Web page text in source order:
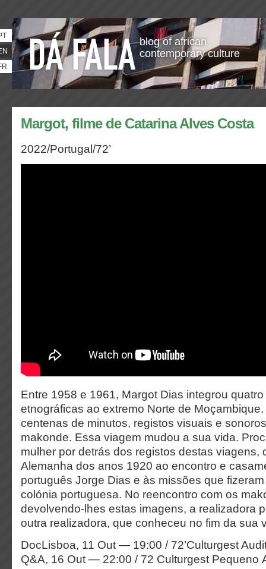
blog of african
contemporary culture
Margot, filme de Catarina Alves Costa
2022/Portugal/72’
Entre 1958 e 1961, Margot Dias integrou
etnográficas ao extremo Norte de
centenas de minutos, registos visuais e
makonde. Essa viagem mudou a sua vida.
mulher por detrás dos registos destas viagens,
Alemanha dos anos 1920 ao encontro e
português Jorge Dias e às missões que
colónia portuguesa. No reencontro com os
devolvendo-lhes estas imagens, a realizadora
outra realizadora, que conheceu no fim da sua
DocLisboa, 11 Out — 19:00 / 72’Culturgest
Q&A, 16 Out — 22:00 / 72 Culturgest Pequeno